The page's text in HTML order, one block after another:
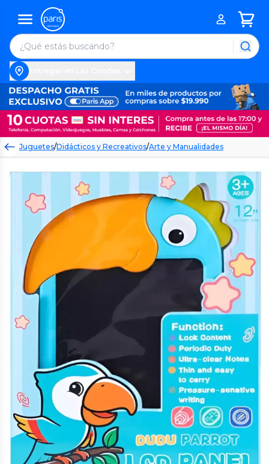
Juguetes/Didácticos y Recreativos/Arte y Manualidades